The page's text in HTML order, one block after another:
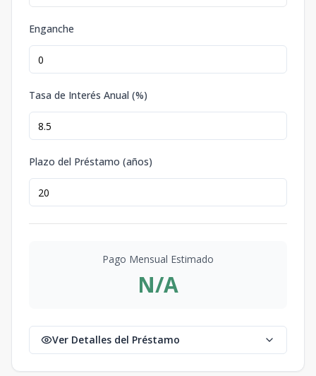
Enganche
Tasa de Interés Anual (%)
Plazo del Préstamo (años)
Pago Mensual Estimado
N/A
Ver Detalles del Préstamo